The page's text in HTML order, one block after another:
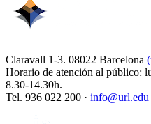
Claravall 1-3. 08022 Barcelona
Horario de atención al público:
8.30-14.30h.
Tel. 936 022 200 · info@url.edu